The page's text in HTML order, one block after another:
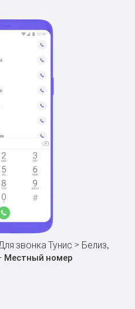
звонка Тунис > Белиз,
Местный номер